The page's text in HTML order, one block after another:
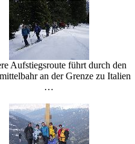
Aufstiegsroute führt durch den
an der Grenze zu Italien
…